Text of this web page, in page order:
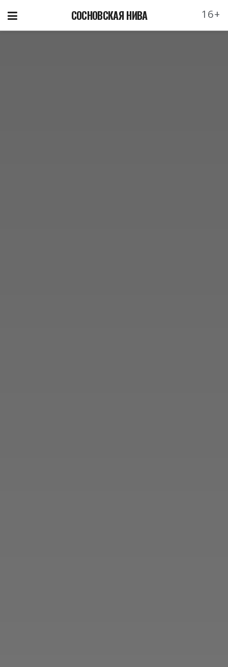
СОСНОВСКАЯ НИВА 16+